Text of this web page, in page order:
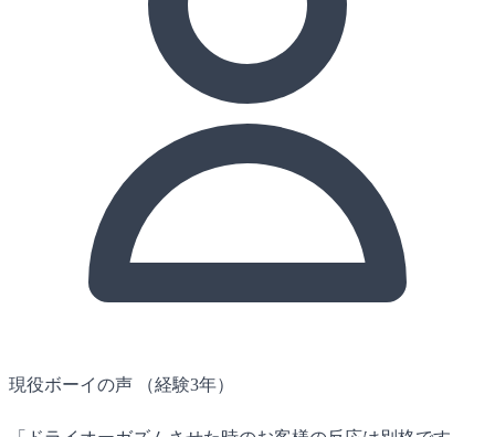
現役ボーイの声 （経験3年）